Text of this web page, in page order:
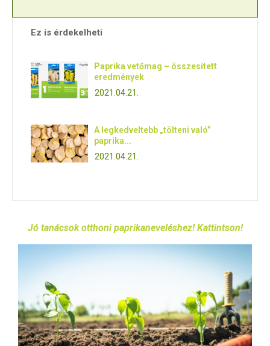
Ez is érdekelheti
Paprika vetőmag – összesített
eredmények
2021.04.21.
A legkedveltebb „tölteni való”
paprika...
2021.04.21.
Jó tanácsok otthoni paprikaneveléshez! Kattintson!